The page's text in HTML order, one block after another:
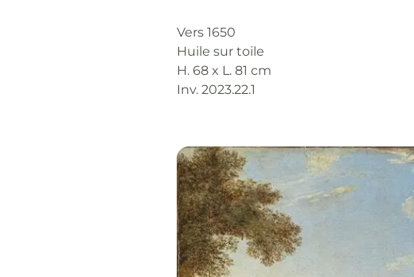
Vers 1650
Huile sur toile
H. 68 x L. 81 cm
Inv. 2023.22.1